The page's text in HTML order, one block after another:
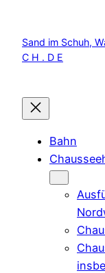
springen
Sand im Schuh,
C H . D E
Bahn